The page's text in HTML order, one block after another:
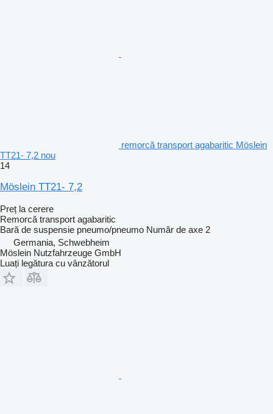
remorcă transport agabaritic Möslein
TT21- 7,2 nou
14
Möslein TT21- 7,2
Preț la cerere
Remorcă transport agabaritic
Bară de suspensie pneumo/pneumo Număr de axe 2
Germania, Schwebheim
Möslein Nutzfahrzeuge GmbH
Luați legătura cu vânzătorul